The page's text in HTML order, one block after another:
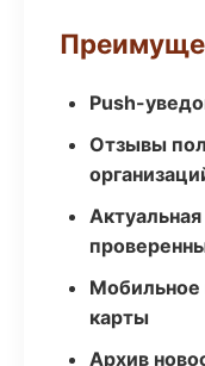
Push-
Отзывы
Мобильное
карты
Архив